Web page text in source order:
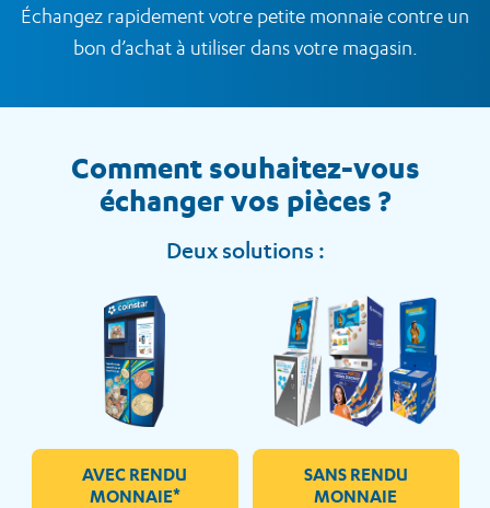
Échangez rapidement votre petite monnaie contre un
bon d’achat à utiliser dans votre magasin.
Comment souhaitez-vous
échanger vos pièces ?
Deux solutions :
AVEC RENDU
MONNAIE*
SANS RENDU
MONNAIE